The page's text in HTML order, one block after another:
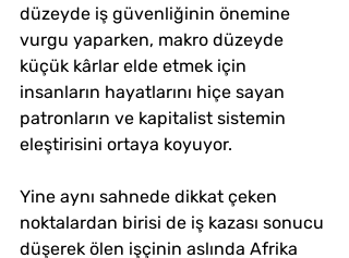
düzeyde iş güvenliğinin önemine
vurgu yaparken, makro düzeyde
küçük kârlar elde etmek için
insanların hayatlarını hiçe sayan
patronların ve kapitalist sistemin
eleştirisini ortaya koyuyor.
Yine aynı sahnede dikkat çeken
noktalardan birisi de iş kazası sonucu
düşerek ölen işçinin aslında Afrika